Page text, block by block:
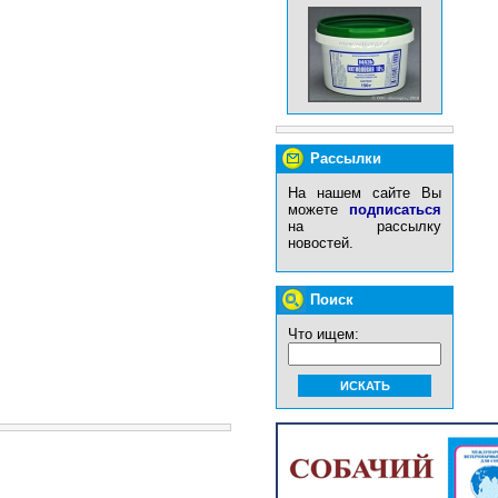
Рассылки
На нашем сайте Вы
можете подписаться
на рассылку
новостей.
Поиск
Что ищем: